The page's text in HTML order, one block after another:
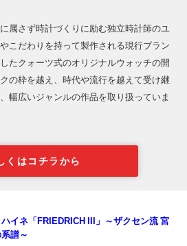
属さず時計づくりに励む独立時計師のユ
こだわりを持って製作される現行ブラン
たクォーツ式のオリジナルウォッチの開
の枠を越え、時代や流行を越えて受け継
幅広いジャンルの作品を取り扱っていま
くはコチラから
イネ「FRIEDRICH III」～ザクセン流 宮
譜～